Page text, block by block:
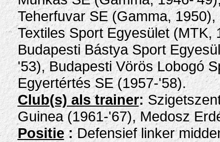
Teherfuvar SE (Gamma, 1950),
Textiles Sport Egyesület (MTK,
Budapesti Bástya Sport
'53), Budapesti Vörös Lobogó
Egyertértés SE (1957-'58).
Club(s) als trainer:
Guinea (1961-'67), Medosz
Positie:Defensief linker